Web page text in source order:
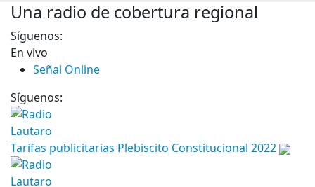
Una radio de cobertura regional
Síguenos:
En vivo
Señal Online
Síguenos:
Tarifas publicitarias Plebiscito Constitucional 2022